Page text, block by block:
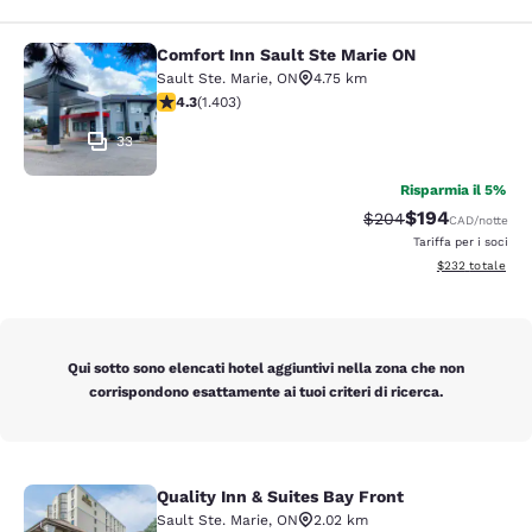
Comfort Inn Sault Ste Marie ON
33
Comfort Inn Sault Ste Marie ON
Sault Ste. Marie, ON
4.75 km
Valutazione di 4.3 stelle. Ottimo. 1403 recensioni
4.3(1.403)
Risparmia il 5%
Tariffa di barratura:
$204Tariffa
$194CAD/notte
Tariffa per i soci
Visualizza i
$232 totale
Qui sotto sono elencati hotel aggiuntivi nella zona che non
corrispondono esattamente ai tuoi criteri di ricerca.
Quality Inn & Suites Bay Front
Quality Inn & Suites Bay Front
Sault Ste. Marie, ON
2.02 km